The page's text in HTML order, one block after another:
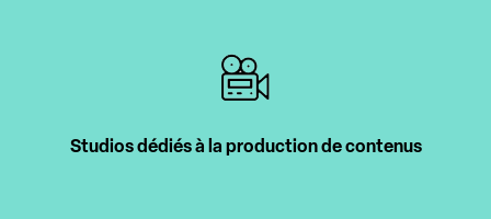
Studios dédiés à la production de contenus